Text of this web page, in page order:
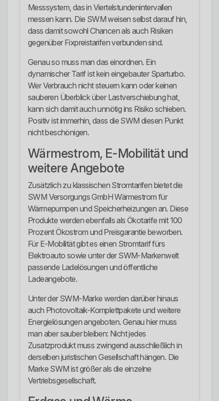
Messsystem, das in Viertelstundenintervallen
messen kann. Die SWM weisen selbst darauf hin,
dass damit sowohl Chancen als auch Risiken
gegenüber Fixpreistarifen verbunden sind.
Genau so muss man das einordnen. Ein
dynamischer Tarif ist kein eingebauter Sparturbo.
Wer Verbrauch nicht steuern kann oder keinen
sauberen Überblick über Lastverschiebung hat,
kann sich damit auch unnötig ins Risiko schieben.
Positiv ist immerhin, dass die SWM diesen Punkt
nicht beschönigen.
Wärmestrom, E-Mobilität und
weitere Angebote
Zusätzlich zu klassischen Stromtarifen bietet die
SWM Versorgungs GmbH Wärmestrom für
Wärmepumpen und Speicherheizungen an. Diese
Produkte werden ebenfalls als Ökotarife mit 100
Prozent Ökostrom und Preisgarantie beworben.
Für E-Mobilität gibt es einen Stromtarif fürs
Elektroauto sowie unter der SWM-Markenwelt
passende Ladelösungen und öffentliche
Ladeangebote.
Unter der SWM-Marke werden darüber hinaus
auch Photovoltaik-Komplettpakete und weitere
Energielösungen angeboten. Genau hier muss
man aber sauber bleiben: Nicht jedes
Zusatzprodukt muss zwingend ausschließlich in
derselben juristischen Gesellschaft hängen. Die
Marke SWM ist größer als die einzelne
Vertriebsgesellschaft.